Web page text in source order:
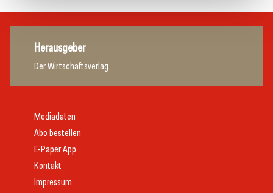
Herausgeber
Der Wirtschaftsverlag
Mediadaten
Abo bestellen
E-Paper App
Kontakt
Impressum